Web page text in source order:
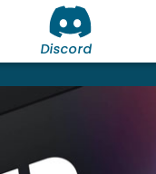
Discord